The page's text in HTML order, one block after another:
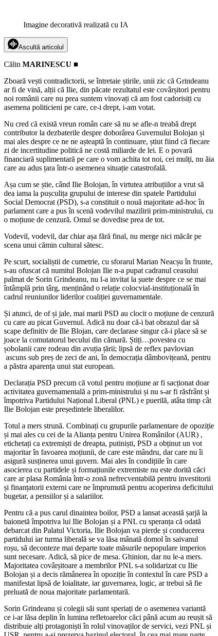
Imagine decorativă realizată cu IA
Ascultă articolul
Călin MARINESCU ■
Zboară vești contradictorii, se întretaie știrile, unii zic că Grindeanu
ar fi de vină, alții că Ilie, din păcate rezultatul este covârșitori pentru
noi românii care nu prea suntem vinovați că am fost cadorisiți cu
asemena politicieni pe care, ce-i drept, i-am votat.
Nu cred că există vreun român care să nu se afle-n treabă drept
contributor la dezbaterile despre doborârea Guvernului Bolojan și
mai ales despre ce ne ne așteaptă în continuare, știut fiind că fiecare
zi de incertitudine politică ne costă miliarde de lei. E o povară
financiară suplimentară pe care o vom achita tot noi, cei mulți, nu ăia
care au adus țara într-o asemenea situație catastrofală.
Așa cum se știe, când Ilie Bolojan, în virtutea atribuțiilor a vrut să
dea iama la pușculița grupului de interese din spatele Partidului
Social Democrat (PSD), s-a constituit o nouă majoritate ad-hoc în
parlament care a pus în scenă vodevilul mazilirii prim-ministrului, cu
o moțiune de cenzură. Omul se dovedise prea de tot.
Vodevil, vodevil, dar chiar așa fără final, nu merge nici măcăr pe
scena unui cămin cultural sătesc.
Pe scurt, socialiștii de cumetrie, cu sforarul Marian Neacșu în frunte,
s-au ofuscat că numitul Bolojan Ilie n-a pupat cadranul ceasului
palmat de Sorin Grindeanu, nu l-a invitat la șuete despre ce se mai
întâmplă prin târg, menținând o relație colocvial-instituțională în
cadrul reuniunilor liderilor coaliției guvernamentale.
Și atunci, de of și jale, mai marii PSD au clocit o moțiune de cenzură
cu care au picat Guvernul. Adică nu doar că-i bat obrazul dar să
scape definitiv de Ilie Blojan, care declarase singur că-i place să se
joace la comutatorul becului din cămară. Știți…povestea cu
șobolanii care rodeau din avuția țării; lipsă de reflex pavlovian
ascuns sub preș de zeci de ani, în democrația dâmbovițeană, pentru
a păstra aparența unui stat european.
Declarația PSD precum că votul pentru moțiune ar fi sacționat doar
activitatea guvernamentală a prim-ministrului și nu s-ar fi răsfrânt și
împotriva Partidului Național Liberal (PNL) e puerilă, atâta timp cât
Ilie Bolojan este președintele liberalilor.
Totul a mers strună. Combinați cu grupurile parlamentare de opoziție
și mai ales cu cei de la Alianța pentru Unirea Românilor (AUR) ,
etichetați ca extremiști de dreapta, putiniști, PSD a obținut un vot
majoritar în favoarea moțiunii, de care este mândru, dar care nu îi
asigură susținerea unui guvern. Mai ales în condițiile în care
asocierea cu partidele și formațiunile extremiste nu este dorită căci
care ar plasa România într-o zonă nefrecventabilă pentru investitorii
și finanțatorii externi care ne împrumută pentru acoperirea deficitului
bugetar, a pensiilor și a salariilor.
Pentru că a pus carul dinaintea boilor, PSD a lansat această șarjă la
baionetă împotriva lui Ilie Bolojan și a PNL cu speranța că odată
debarcat din Palatul Victoria, Ilie Bolojan va pierde și conducerea
partidului iar turma liberală se va lăsa mânată domol în saivanul
roșu, să deconteze mai departe toate măsurile nepopulare imperios
sunt necesare. Adică, să pice de mesa. Ghinion, dar nu le-a mers.
Majoritatea covârșitoare a membrilor PNL s-a solidarizat cu Ilie
Bolojan și a decis rămânerea în opoziție în contextul în care PSD a
manifestat lipsă de loialitate, iar guvernarea, logic, ar trebui să fie
preluată de noua majoritate parlamentară.
Sorin Grindeanu și colegii săi sunt speriați de o asemenea variantă
ce i-ar lăsa deplin în lumina refletoarelor căci până acum au reușit să
distribuie alți protagoniști în rolul vinovaților de servici, vezi PNL și